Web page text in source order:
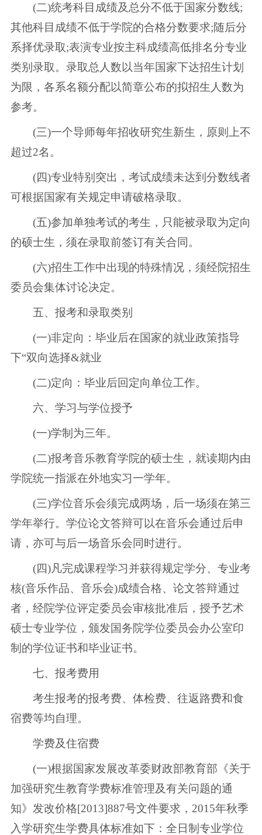
(二)统考科目成绩及总分不低于国家分数线;
其他科目成绩不低于学院的合格分数要求;随后分
系择优录取;表演专业按主科成绩高低排名分专业
类别录取。录取总人数以当年国家下达招生计划
为限，各系名额分配以简章公布的拟招生人数为
参考。
(三)一个导师每年招收研究生新生，原则上不
超过2名。
(四)专业特别突出，考试成绩未达到分数线者
可根据国家有关规定申请破格录取。
(五)参加单独考试的考生，只能被录取为定向
的硕士生，须在录取前签订有关合同。
(六)招生工作中出现的特殊情况，须经院招生
委员会集体讨论决定。
五、报考和录取类别
(一)非定向：毕业后在国家的就业政策指导
下“双向选择&就业
(二)定向：毕业后回定向单位工作。
六、学习与学位授予
(一)学制为三年。
(二)报考音乐教育学院的硕士生，就读期内由
学院统一指派在外地实习一学年。
(三)学位音乐会须完成两场，后一场须在第三
学年举行。学位论文答辩可以在音乐会通过后申
请，亦可与后一场音乐会同时进行。
(四)凡完成课程学习并获得规定学分、专业考
核(音乐作品、音乐会)成绩合格、论文答辩通过
者，经院学位评定委员会审核批准后，授予艺术
硕士专业学位，颁发国务院学位委员会办公室印
制的学位证书和毕业证书。
七、报考费用
考生报考的报考费、体检费、往返路费和食
宿费等均自理。
学费及住宿费
(一)根据国家发展改革委财政部教育部《关于
加强研究生教育学费标准管理及有关问题的通
知》发改价格[2013]887号文件要求，2015年秋季
入学研究生学费具体标准如下：全日制专业学位